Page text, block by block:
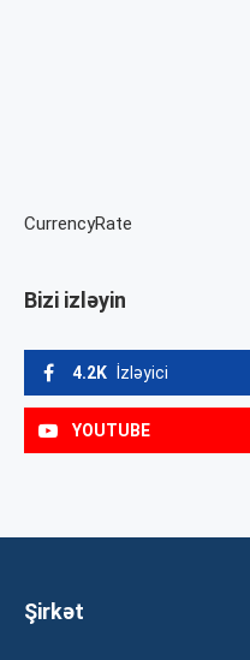
CurrencyRate
Bizi izləyin
4.2K İzləyici
YOUTUBE
Şirkət